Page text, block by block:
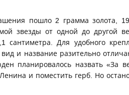
пошло 2 грамма золота,
звезды от одной до другой
сантиметра. Для удобного
и название разительно
планировалось назвать «За
и поместить герб. Но